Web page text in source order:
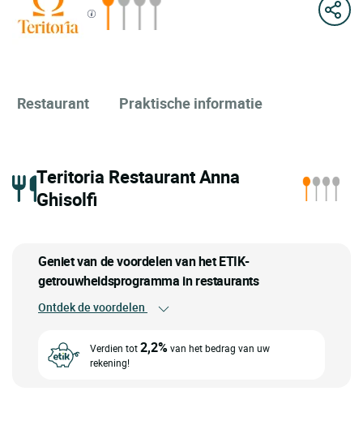
Restaurant Praktische informatie
Teritoria Restaurant Anna
Ghisolfi
Geniet van de voordelen van het ETIK-
getrouwheidsprogramma in restaurants
Ontdek de voordelen
Verdien tot2,2%van het bedrag van uw
rekening!